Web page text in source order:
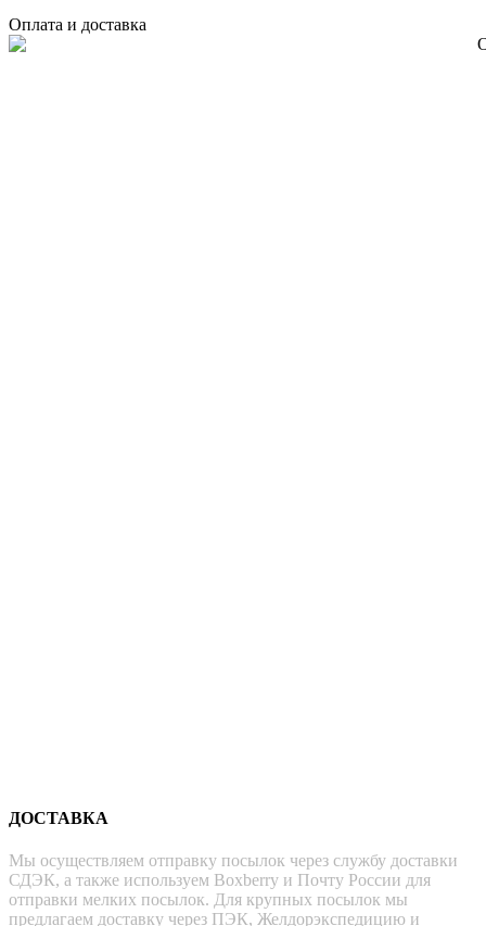
Оплата и доставка
ДОСТАВКА
Мы осуществляем отправку посылок через службу доставки
СДЭК, а также используем Boxberry и Почту России для
отправки мелких посылок. Для крупных посылок мы
предлагаем доставку через ПЭК, Желдорэкспедицию и